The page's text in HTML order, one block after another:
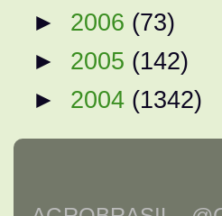
► 2006 (73)
► 2005 (142)
► 2004 (1342)